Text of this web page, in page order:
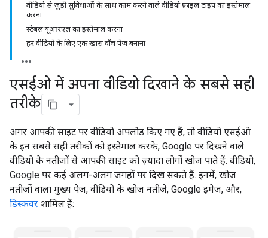
वीडियो से जुड़ी सुविधाओं के साथ काम करने वाले वीडियो फ़ाइल टाइप का इस्तेमाल
करना
स्टेबल यूआरएल का इस्तेमाल करना
हर वीडियो के लिए एक खास वॉच पेज बनाना
एसईओ में अपना वीडियो दिखाने के सबसे सही
तरीके
अगर आपकी साइट पर वीडियो अपलोड किए गए हैं, तो वीडियो एसईओ
के इन सबसे सही तरीकों को इस्तेमाल करके, Google पर दिखने वाले
वीडियो के नतीजों से आपकी साइट को ज़्यादा लोगों खोज पाते हैं. वीडियो,
Google पर कई अलग-अलग जगहों पर दिख सकते हैं. इनमें, खोज
नतीजों वाला मुख्य पेज, वीडियो के खोज नतीजे, Google इमेज, और,
डिस्कवर शामिल हैं: